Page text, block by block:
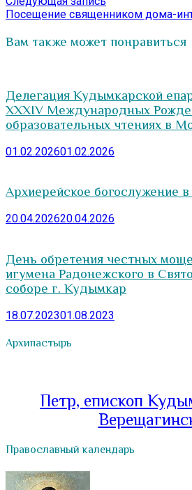
запись:
Посещение священником дома-
Вам также может понравиться
Делегация Кудымкарской
XXXIV Международных
образовательных чтениях в
01.02.202601.02.2026
Архиерейское богослужение
20.04.202620.04.2026
День обретения честных
игумена Радонежского в
соборе г. Кудымкар
18.07.202301.08.2023
Архипастырь
Петр, епископ
Православный календарь